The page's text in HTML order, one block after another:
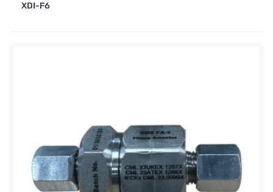
XDI-F6